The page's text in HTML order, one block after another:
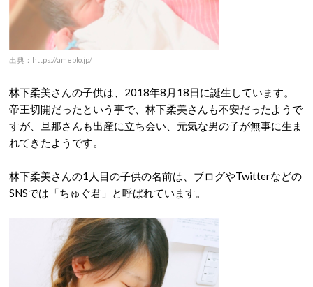
出典：https://ameblo.jp/
林下柔美さんの子供は、2018年8月18日に誕生しています。
帝王切開だったという事で、林下柔美さんも不安だったようで
すが、旦那さんも出産に立ち会い、元気な男の子が無事に生ま
れてきたようです。
林下柔美さんの1人目の子供の名前は、ブログやTwitterなどの
SNSでは「ちゅぐ君」と呼ばれています。